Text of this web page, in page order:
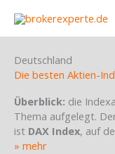
content
Deutschland
Die besten Aktien-
Überblick: die
Thema aufgelegt.
ist DAX Index, auf
» mehr